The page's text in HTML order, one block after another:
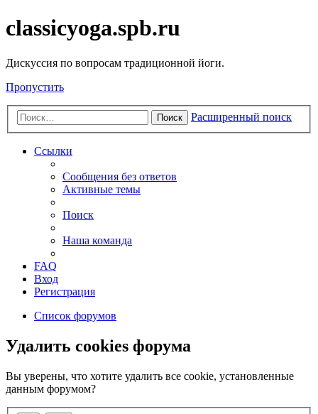
classicyoga.spb.ru
Дискуссия по вопросам традиционной йоги.
Пропустить
Поиск Расширенный поиск
Ссылки
Сообщения без ответов
Активные темы
Поиск
Наша команда
FAQ
Вход
Регистрация
Список форумов
Удалить cookies форума
Вы уверены, что хотите удалить все cookie, установленные
данным форумом?